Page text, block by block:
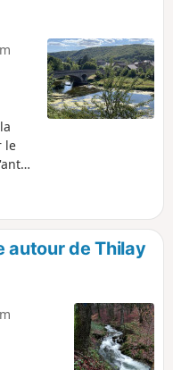
plus
le
et
en
autour de Thilay